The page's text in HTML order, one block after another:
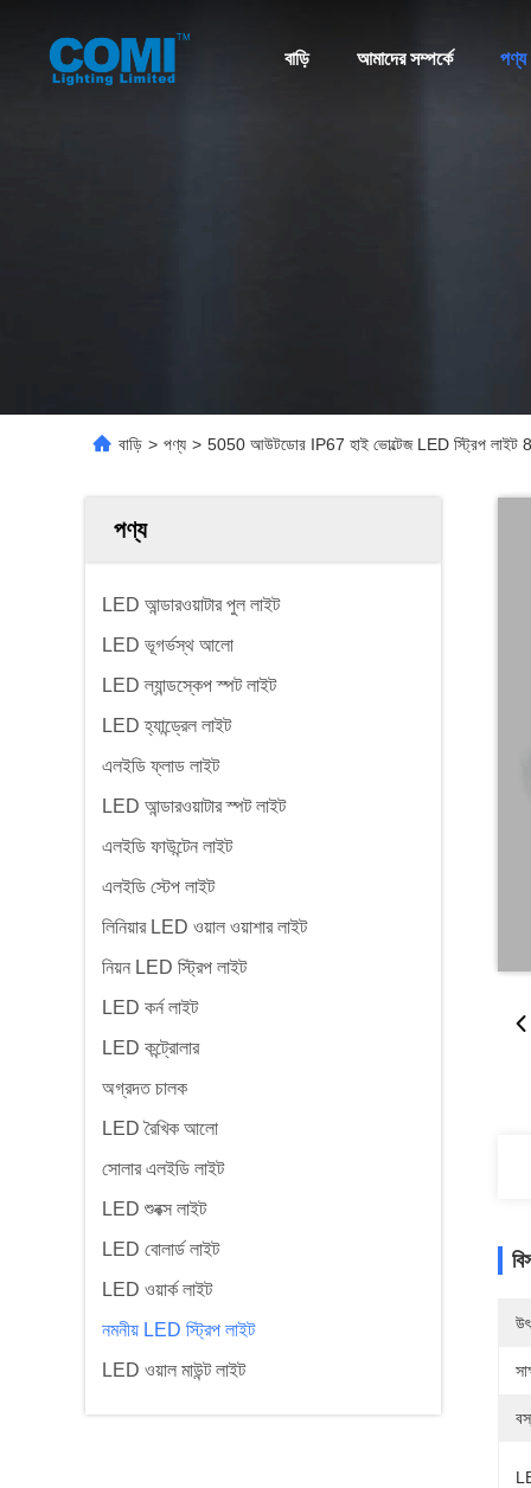
বাড়ি আমাদের সম্পর্কে পণ্য
বাড়ি > পণ্য > 5050 আউটডোর IP67 হাই ভোল্টেজ LED স্ট্রিপ লাইট
পণ্য
LED আন্ডারওয়াটার পুল লাইট
LED ভূগর্ভস্থ আলো
LED ল্যান্ডস্কেপ স্পট লাইট
LED হ্যান্ড্রেল লাইট
এলইডি ফ্লাড লাইট
LED আন্ডারওয়াটার স্পট লাইট
এলইডি ফাউন্টেন লাইট
এলইডি স্টেপ লাইট
লিনিয়ার LED ওয়াল ওয়াশার লাইট
নিয়ন LED স্ট্রিপ লাইট
LED কর্ন লাইট
LED কন্ট্রোলার
অগ্রদত চালক
LED রৈখিক আলো
সোলার এলইডি লাইট
LED শুবক্স লাইট
LED বোলার্ড লাইট
LED ওয়ার্ক লাইট
নমনীয় LED স্ট্রিপ লাইট
LED ওয়াল মাউন্ট লাইট